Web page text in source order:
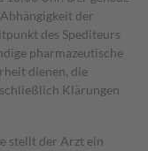
der
des Spediteurs
pharmazeutische
dienen, die
Klärungen
stellt der Arzt ein